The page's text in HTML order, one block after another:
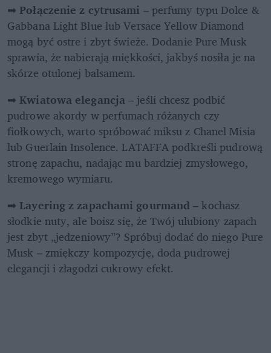
➡ Połączenie z cytrusami – perfumy typu Dolce &
Gabbana Light Blue lub Versace Yellow Diamond
mogą być ostre i zbyt świeże. Dodanie Pure Musk
sprawia, że nabierają miękkości, jakbyś nosiła je na
skórze otulonej balsamem.
➡ Kwiatowa elegancja – jeśli chcesz podbić
pudrowe akordy w perfumach różanych czy
fiołkowych, warto spróbować miksu z Chanel Misia
lub Guerlain Insolence. LATAFFA podkreśli pudrową
stronę zapachu, nadając mu bardziej zmysłowego,
kremowego wymiaru.
➡ Layering z zapachami gourmand – kochasz
słodkie nuty, ale boisz się, że Twój ulubiony zapach
jest zbyt „jedzeniowy”? Spróbuj dodać do niego Pure
Musk – zmiękczy kompozycję, doda pudrowej
elegancji i złagodzi cukrowy efekt.